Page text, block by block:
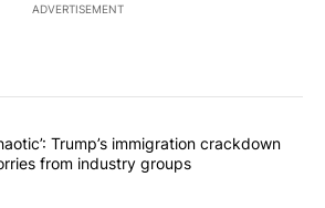
ADVERTISEMENT
of the most commented articles in the last
"‘It’s been chaotic’: Trump’s
Trump’s immigration crackdown
from industry groups